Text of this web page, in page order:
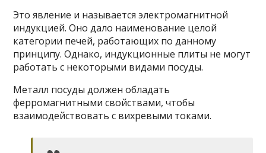
Это явление и называется электромагнитной
индукцией. Оно дало наименование целой
категории печей, работающих по данному
принципу. Однако, индукционные плиты не могут
работать с некоторыми видами посуды.
Металл посуды должен обладать
ферромагнитными свойствами, чтобы
взаимодействовать с вихревыми токами.